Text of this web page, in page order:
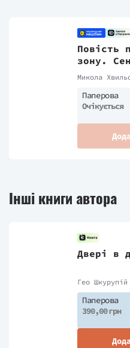
Повість
зону.
історія.
Микола
Паперова
Очікується
Інші книги автора
Двері в
Гео Шкурупій
Паперова
390,00 грн